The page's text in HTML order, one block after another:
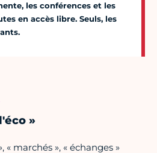
les conférences et les
en accès libre. Seuls, les
»
« marchés », « échanges »